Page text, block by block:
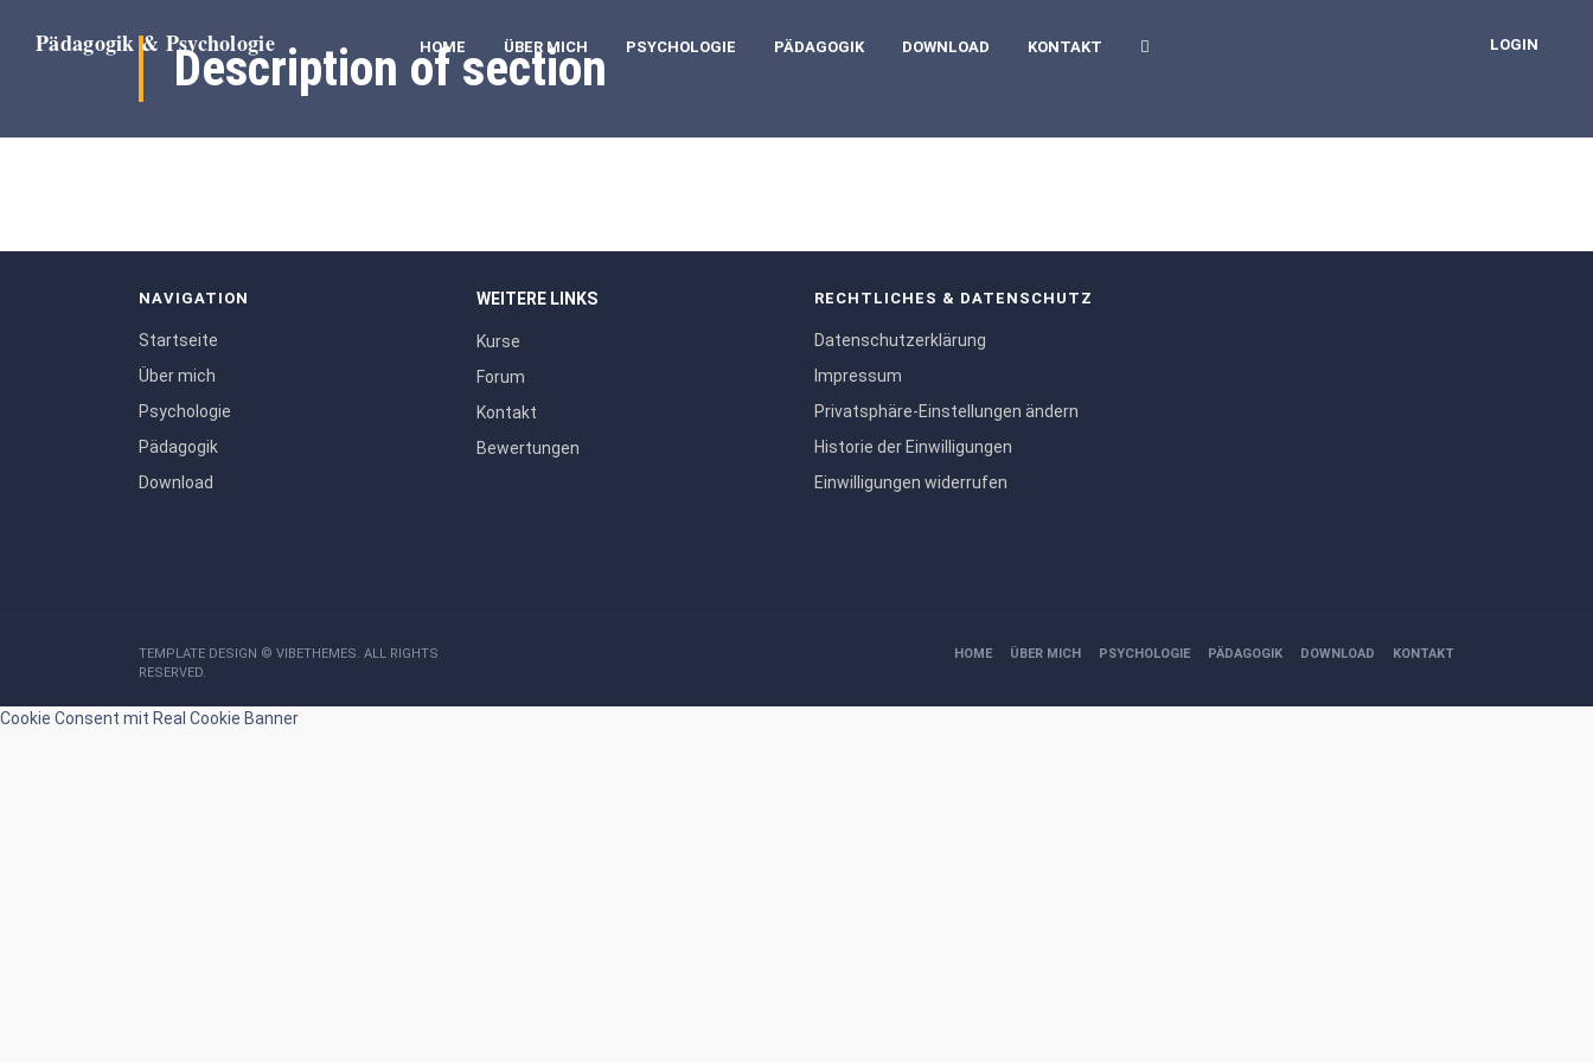
HOME ÜBER MICH PSYCHOLOGIE PÄDAGOGIK DOWNLOAD KONTAKT LOGIN
Description of section
NAVIGATION
Startseite
Über mich
Psychologie
Pädagogik
Download
WEITERE LINKS
Kurse
Forum
Kontakt
Bewertungen
RECHTLICHES & DATENSCHUTZ
Datenschutzerklärung
Impressum
Privatsphäre-Einstellungen ändern
Historie der Einwilligungen
Einwilligungen widerrufen
TEMPLATE DESIGN © VIBETHEMES. ALL RIGHTS
RESERVED.
HOME ÜBER MICH PSYCHOLOGIE PÄDAGOGIK DOWNLOAD KONTAKT
Cookie Consent mit Real Cookie Banner